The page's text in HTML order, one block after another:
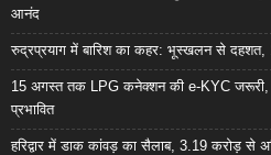
आनंद
रुद्रप्रयाग में बारिश का कहर: भूस्खलन से दहशत,
15 अगस्त तक LPG कनेक्शन की e-KYC जरूरी,
प्रभावित
हरिद्वार में डाक कांवड़ का सैलाब, 3.19 करोड़ से